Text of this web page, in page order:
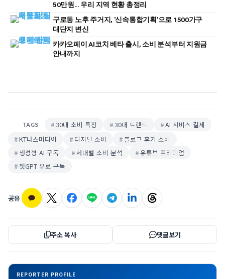
50만원… 우리 지역 현황 총정리
구로동 노후 주거지, '신속통합기획'으로 1500가구
대단지 변신
카카오페이 AI코치 베타 출시, 소비 분석부터 지원금
안내까지
TAGS 30대 소비 특징 30대 트렌드
AI 서비스 결제
KT나스미디어
디지털 소비
블로그 후기 소비
생성형 AI 구독
세대별 소비 분석
유튜브 프리미엄
챗GPT 유료 구독
공유
주소 복사 댓글보기
REPORTER PROFILE